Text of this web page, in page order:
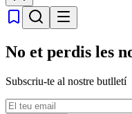
No et perdis les
Subscriu-te al nostre butlletí